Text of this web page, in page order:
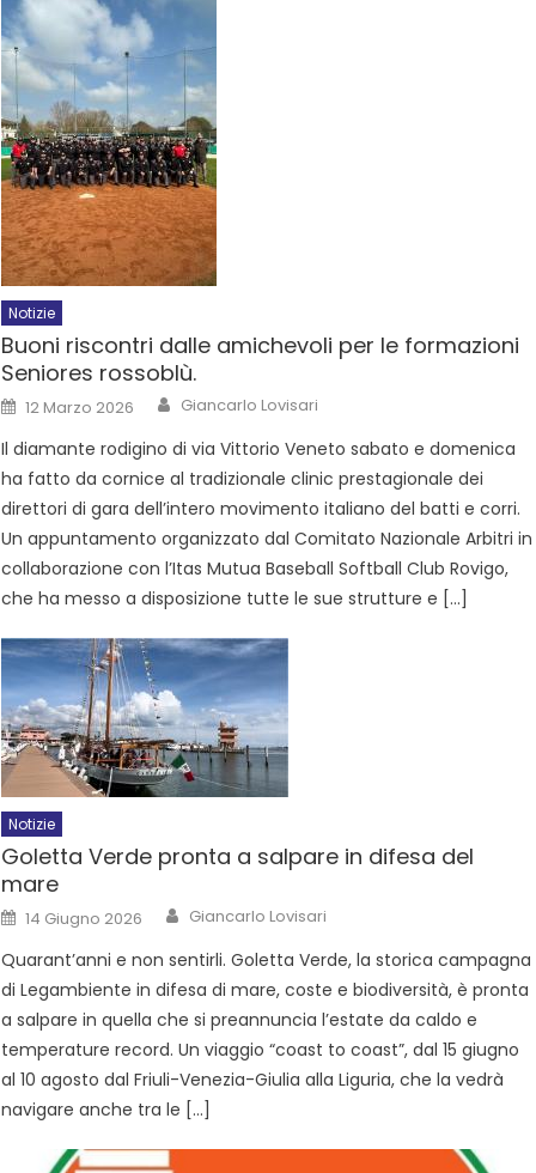
Notizie
Buoni riscontri dalle amichevoli per le formazioni
Seniores rossoblù.
12 Marzo 2026 Giancarlo Lovisari
Il diamante rodigino di via Vittorio Veneto sabato e domenica
ha fatto da cornice al tradizionale clinic prestagionale dei
direttori di gara dell’intero movimento italiano del batti e corri.
Un appuntamento organizzato dal Comitato Nazionale Arbitri in
collaborazione con l’Itas Mutua Baseball Softball Club Rovigo,
che ha messo a disposizione tutte le sue strutture e […]
Notizie
Goletta Verde pronta a salpare in difesa del
mare
14 Giugno 2026 Giancarlo Lovisari
Quarant’anni e non sentirli. Goletta Verde, la storica campagna
di Legambiente in difesa di mare, coste e biodiversità, è pronta
a salpare in quella che si preannuncia l’estate da caldo e
temperature record. Un viaggio “coast to coast”, dal 15 giugno
al 10 agosto dal Friuli-Venezia-Giulia alla Liguria, che la vedrà
navigare anche tra le […]